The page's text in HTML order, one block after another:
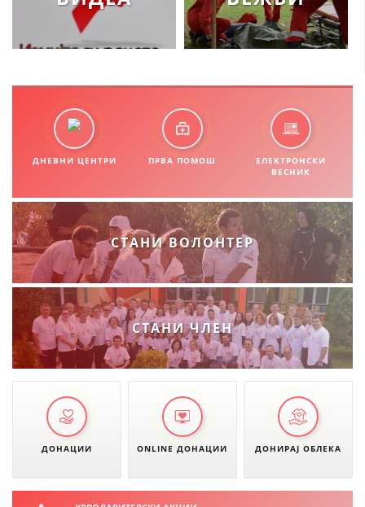
ДНЕВНИ ЦЕНТРИ ПРВА ПОМОШ
ЕЛЕКТРОНСКИ
ВЕСНИК
СТАНИ ВОЛОНТЕР
СТАНИ ЧЛЕН
ДОНАЦИИ ONLINE ДОНАЦИИ ДОНИРАЈ ОБЛЕКА